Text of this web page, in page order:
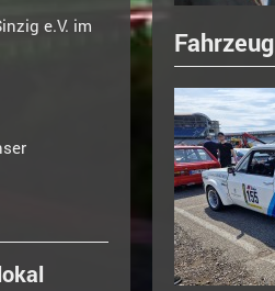
Fahrzeug
e.V. im